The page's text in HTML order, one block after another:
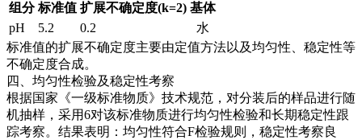
组分 标准值 扩展不确定度(k=2) 基体
pH
5.2 0.2
水
标准值的扩展不确定度主要由定值方法以及均匀性、稳定性等
不确定度合成。
四、均匀性检验及稳定性考察
根据国家《一级标准物质》技术规范，对分装后的样品进行随
机抽样，采用6对该标准物质进行均匀性检验和长期稳定性跟
踪考察。结果表明：均匀性符合F检验规则，稳定性考察良